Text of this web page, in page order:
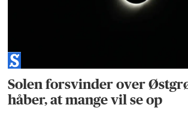
Solen forsvinder over
håber, at mange vil se op